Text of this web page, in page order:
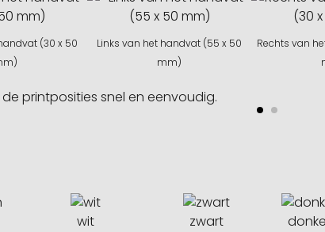
(30 x 50
Links van het handvat (55 x 50
mm)
Rechts van
printposities snel en eenvoudig.
wit zwart